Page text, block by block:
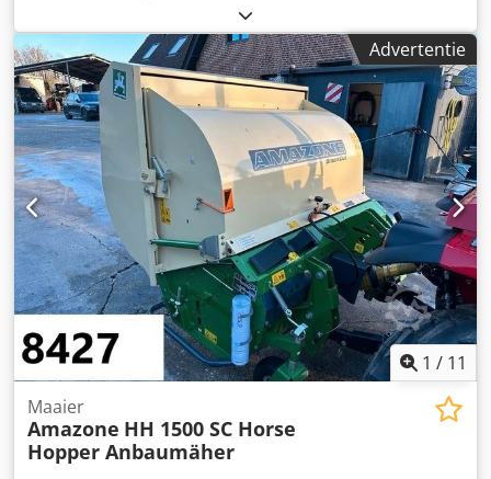
Amazone zaaimachine -Bandenmaat -Naaf: Ø 40 mm -
Afmeting: Ø 750 mm Dkjdpfx Agjb A E Ufomjr -Totaalprijs:
voor 3 banden -Gewicht: 51 kg/stuk
Advertentie
1 / 11
Maaier
Amazone HH 1500 SC Horse
Hopper Anbaumäher